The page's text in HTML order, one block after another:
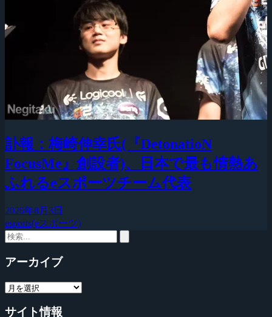
訃報：梅崎伸幸氏(『DetonatioN
FocusMe』創設者)、日本で最も情熱あ
ふれるeスポーツチーム代表
2026年8月3日
esports(eスポーツ)
アーカイブ
サイト情報